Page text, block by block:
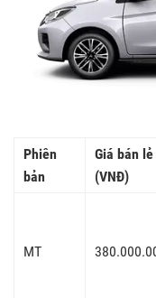
Phiên
bản
Giá bán lẻ
(VNĐ)
MT